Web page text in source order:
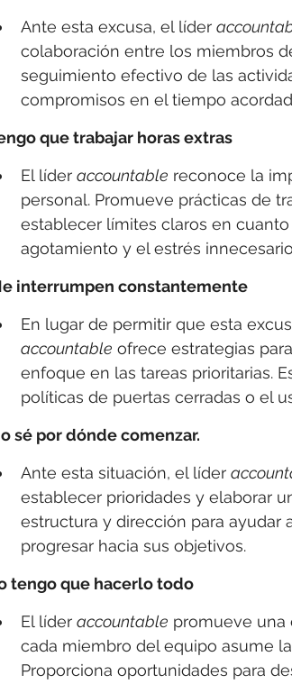
Ante esta excusa, el líder
colaboración entre los miembros
seguimiento efectivo de las
compromisos en el tiempo
que trabajar horas extras
El líder accountable reconoce la
personal. Promueve prácticas de
establecer límites claros en
agotamiento y el estrés
interrumpen constantemente
En lugar de permitir que esta
accountable ofrece estrategias
enfoque en las tareas prioritarias.
políticas de puertas cerradas o el
sé por dónde comenzar.
Ante esta situación, el líder
establecer prioridades y elaborar
estructura y dirección para ayudar
progresar hacia sus objetivos.
tengo que hacerlo todo
El líder accountable promueve una
cada miembro del equipo asume
Proporciona oportunidades para